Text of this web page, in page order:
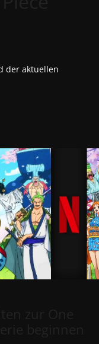
der aktuellen